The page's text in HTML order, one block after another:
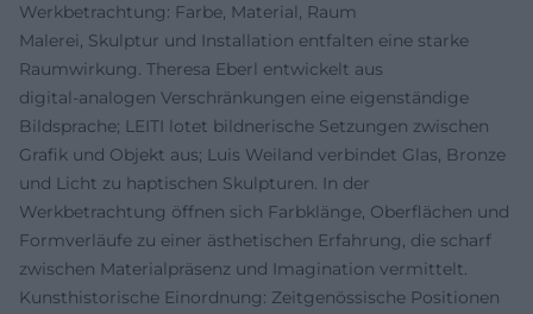
Werkbetrachtung: Farbe, Material, Raum
Malerei, Skulptur und Installation entfalten eine starke
Raumwirkung. Theresa Eberl entwickelt aus
digital‑analogen Verschränkungen eine eigenständige
Bildsprache; LEITI lotet bildnerische Setzungen zwischen
Grafik und Objekt aus; Luis Weiland verbindet Glas, Bronze
und Licht zu haptischen Skulpturen. In der
Werkbetrachtung öffnen sich Farbklänge, Oberflächen und
Formverläufe zu einer ästhetischen Erfahrung, die scharf
zwischen Materialpräsenz und Imagination vermittelt.
Kunsthistorische Einordnung: Zeitgenössische Positionen